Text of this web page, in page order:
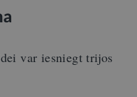
var iesniegt trijos